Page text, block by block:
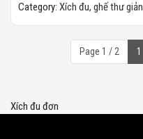
Category: Xích đu, ghế thư giản
Page 1 / 2 1
Xích đu đơn